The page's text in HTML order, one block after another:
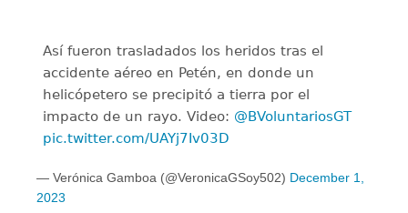
Así fueron trasladados los heridos tras el
accidente aéreo en Petén, en donde un
helicópetero se precipitó a tierra por el
impacto de un rayo. Video: @BVoluntariosGT
pic.twitter.com/UAYj7Iv03D
— Verónica Gamboa (@VeronicaGSoy502) December 1,
2023